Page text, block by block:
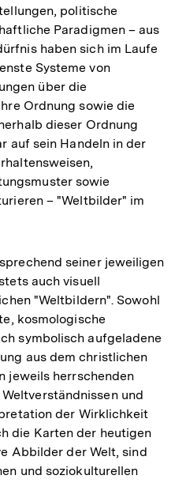
politische
Paradigmen – aus
haben sich im Laufe
Systeme von
über die
Ordnung sowie die
dieser Ordnung
auf sein Handeln in der
sowie
– "Weltbilder" im
seiner jeweiligen
auch visuell
"Weltbildern". Sowohl
kosmologische
symbolisch aufgeladene
aus dem christlichen
jeweils herrschenden
und
der Wirklichkeit
die Karten der heutigen
Abbilder der Welt, sind
und soziokulturellen